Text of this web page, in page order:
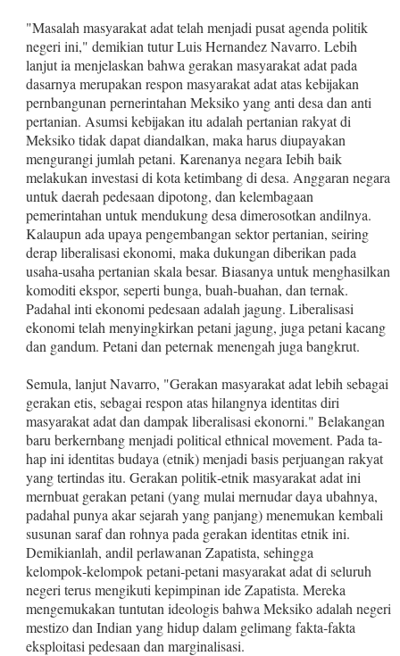
"Masalah masyarakat adat telah menjadi pusat agenda politik
negeri ini," demikian tutur Luis Hernandez Navarro. Lebih
lanjut ia menjelaskan bahwa gerakan masyarakat adat pada
dasarnya merupakan respon masyarakat adat atas kebijakan
pernbangunan pernerintahan Meksiko yang anti desa dan anti
pertanian. Asumsi kebijakan itu adalah pertanian rakyat di
Meksiko tidak dapat di­andalkan, maka harus diupayakan
mengurangi jumlah petani. Karenanya negara Iebih baik
melakukan investasi di kota ketimbang di desa. Anggaran negara
untuk daerah pedesaan dipotong, dan kelembagaan
pemerintahan untuk mendukung desa dimerosot­kan andilnya.
Kalaupun ada upaya pengembangan sektor pertani­an, seiring
derap liberalisasi ekonomi, maka dukungan diberikan pada
usaha‑usaha pertanian skala besar. Biasanya untuk meng­hasilkan
komoditi ekspor, seperti bunga, buah‑buahan, dan ter­nak.
Padahal inti ekonomi pedesaan adalah jagung. Liberalisasi
ekonomi telah menyingkirkan petani jagung, juga petani kacang
dan gandum. Petani dan peternak menengah juga bangkrut.
Semula, lanjut Navarro, "Gerakan masyarakat adat lebih se­bagai
gerakan etis, sebagai respon atas hilangnya identitas diri
masyarakat adat dan dampak liberalisasi ekonorni." Belakangan
baru berkernbang menjadi political ethnical movement. Pada ta­
hap ini identitas budaya (etnik) menjadi basis perjuangan rakyat
yang tertindas itu. Gerakan politik‑etnik masyarakat adat ini
mernbuat gerakan petani (yang mulai mernudar daya ubahnya,
padahal punya akar sejarah yang panjang) menemukan kembali
susunan saraf dan rohnya pada gerakan identitas etnik ini.
Demikianlah, andil perlawanan Zapatista, sehingga
kelompok‑kelom­pok petani‑petani masyarakat adat di seluruh
negeri terus meng­ikuti kepimpinan ide Zapatista. Mereka
mengemukakan tuntutan ideologis bahwa Meksiko adalah negeri
mestizo dan Indian yang hidup dalam gelimang fakta‑fakta
eksploitasi pedesaan dan marginalisasi.